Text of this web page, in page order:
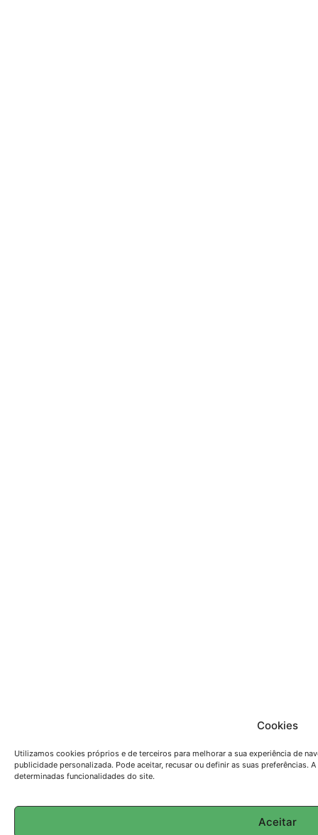
Cookies
Utilizamos cookies próprios e de terceiros para melhorar a sua experiência de
publicidade personalizada. Pode aceitar, recusar ou definir as suas preferências.
determinadas funcionalidades do site.
Aceitar